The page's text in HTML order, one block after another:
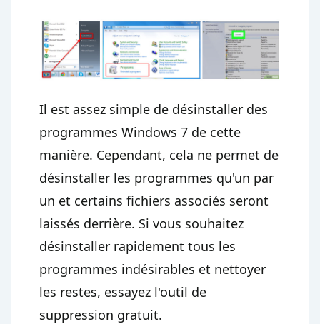
Il est assez simple de désinstaller des
programmes Windows 7 de cette
manière. Cependant, cela ne permet de
désinstaller les programmes qu'un par
un et certains fichiers associés seront
laissés derrière. Si vous souhaitez
désinstaller rapidement tous les
programmes indésirables et nettoyer
les restes, essayez l'outil de
suppression gratuit.